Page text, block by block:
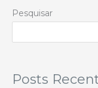
Pesquisar
Posts